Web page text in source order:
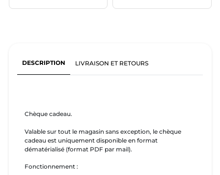
DESCRIPTION LIVRAISON ET RETOURS
Chèque cadeau.
Valable sur tout le magasin sans exception, le chèque
cadeau est uniquement disponible en format
dématérialisé (format PDF par mail).
Fonctionnement :